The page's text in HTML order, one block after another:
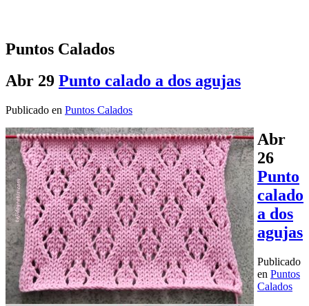
Puntos Calados
Abr 29 Punto calado a dos agujas
Publicado en Puntos Calados
Abr
26
Punto
calado
a dos
agujas
Publicado
en Puntos
Calados